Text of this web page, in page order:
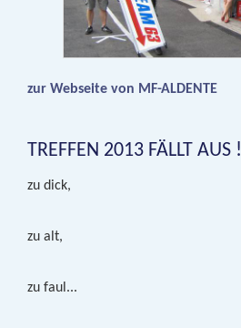
zur Webseite von MF-ALDENTE
TREFFEN 2013 FÄLLT AUS !
zu dick,
zu alt,
zu faul...